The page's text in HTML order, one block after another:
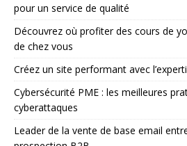
pour un service de qualité
Découvrez où profiter des cours de
de chez vous
Créez un site performant avec
Cybersécurité PME : les meilleures
cyberattaques
Leader de la vente de base email